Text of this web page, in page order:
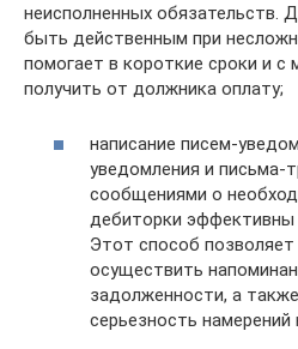
неисполненных обязательств.
быть действенным при
помогает в короткие сроки и
получить от должника оплату;
написание писем-
уведомления и письма-
сообщениями о
дебиторки эффективны
Этот способ
осуществить
задолженности, а
серьезность намерений